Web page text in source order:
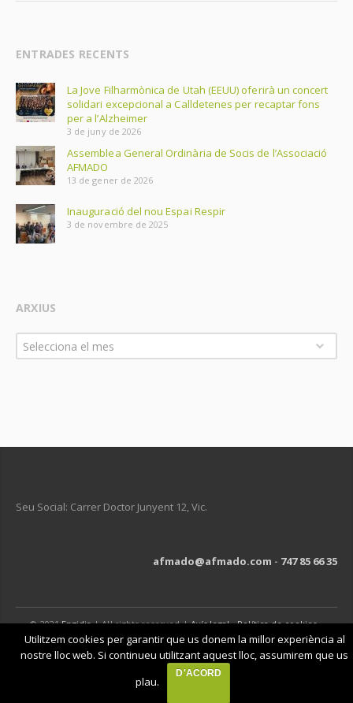
ENTRADES RECENTS
La Jove Filharmònica de Utah (EEUU) oferirà un concert
solidari excepcional a Calldetenes per recaptar fons
per a l’Alzheimer
3 de juny de 2026
Assemblea General Ordinària de Socis de l’Associació
AFMADO
13 de gener de 2026
Inauguració del nou Espai Respir
3 de novembre de 2025
ARXIUS
Arxius
Selecciona el mes
Seu Social: Carrer Doctor Junyent 12, Vic.
afmado@afmado.com - 747 85 66 35
© 2021Engidia| All rights reserved |Avís legal-Política de cookies-
Política de privacitat
Utilitzem cookies per garantir que us donem la millor experiència al
nostre lloc web. Si continueu utilitzant aquest lloc, assumirem que us
plau.
D'ACORD